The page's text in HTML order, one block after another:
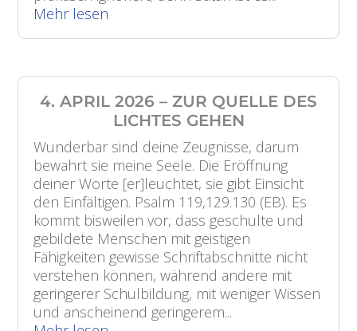
Mehr lesen
4. APRIL 2026 – ZUR QUELLE DES
LICHTES GEHEN
Wunderbar sind deine Zeugnisse, darum
bewahrt sie meine Seele. Die Eröffnung
deiner Worte [er]leuchtet, sie gibt Einsicht
den Einfältigen. Psalm 119,129.130 (EB). Es
kommt bisweilen vor, dass geschulte und
gebildete Menschen mit geistigen
Fähigkeiten gewisse Schriftabschnitte nicht
verstehen können, während andere mit
geringerer Schulbildung, mit weniger Wissen
und anscheinend geringerem...